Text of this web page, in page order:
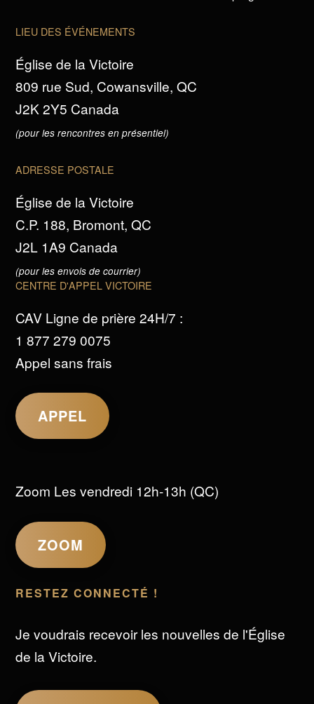
LIEU DES ÉVÉNEMENTS
Église de la Victoire
809 rue Sud, Cowansville, QC
J2K 2Y5 Canada
(pour les rencontres en présentiel)
ADRESSE POSTALE
Église de la Victoire
C.P. 188, Bromont, QC
J2L 1A9 Canada
(pour les envois de courrier)
CENTRE D'APPEL VICTOIRE
CAV Ligne de prière 24H/7 :
1 877 279 0075
Appel sans frais
APPEL
Zoom Les vendredi 12h-13h (QC)
ZOOM
RESTEZ CONNECTÉ !
Je voudrais recevoir les nouvelles de l'Église
de la Victoire.